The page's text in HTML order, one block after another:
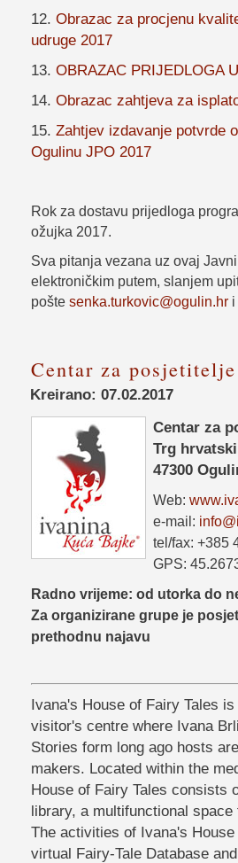
12. Obrazac za procjenu
udruge 2017
13. OBRAZAC PRIJEDLOGA
14. Obrazac zahtjeva za
15. Zahtjev izdavanje potvrde
Ogulinu JPO 2017
Rok za dostavu prijedloga
ožujka 2017.
Sva pitanja vezana uz ovaj
elektroničkim putem, slanjem
pošte senka.turkovic@ogulin.hr i
Centar za
Kreirano: 07.02.2017
Centar za
Trg
47300
Web:
e-mail:
tel/fax: +385
GPS:
Radno vrijeme: od utorka do
Za organizirane grupe je
prethodnu najavu
Ivana's House of Fairy Tales
visitor's centre where Ivana
Stories form long ago hosts
makers. Located within the
House of Fairy Tales consists
library, a multifunctional
The activities of Ivana's
virtual Fairy-Tale Database